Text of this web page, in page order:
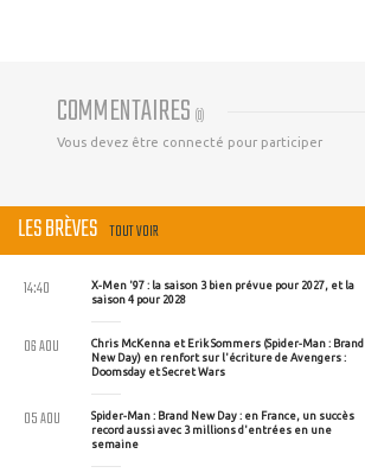
COMMENTAIRES (0)
Vous devez être connecté pour participer
LES BRÈVES TOUT VOIR
X-Men '97 : la saison 3 bien prévue pour 2027, et la
saison 4 pour 2028
14:40
Chris McKenna et Erik Sommers (Spider-Man : Brand
New Day) en renfort sur l'écriture de Avengers :
Doomsday et Secret Wars
06 AOU
Spider-Man : Brand New Day : en France, un succès
record aussi avec 3 millions d'entrées en une
semaine
05 AOU